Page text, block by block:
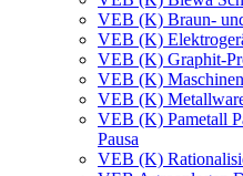
VEB (K) Braun-
VEB (K)
VEB (K) Graphit-
VEB (K)
VEB (K)
VEB (K) Pametall
Pausa
VEB (K)